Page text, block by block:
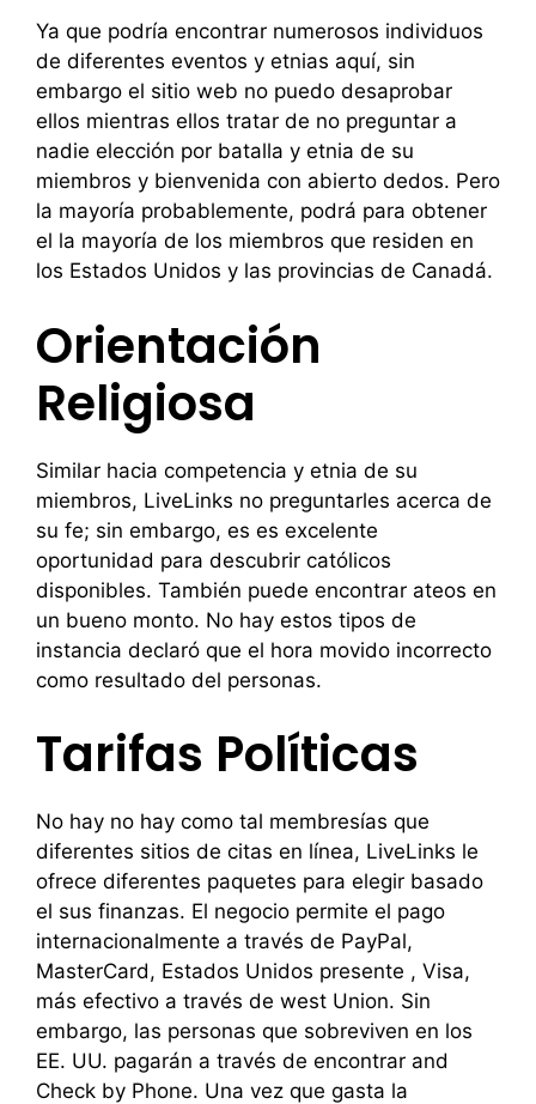
Ya que podría encontrar numerosos individuos
de diferentes eventos y etnias aquí, sin
embargo el sitio web no puedo desaprobar
ellos mientras ellos tratar de no preguntar a
nadie elección por batalla y etnia de su
miembros y bienvenida con abierto dedos. Pero
la mayoría probablemente, podrá para obtener
el la mayoría de los miembros que residen en
los Estados Unidos y las provincias de Canadá.
Orientación
Religiosa
Similar hacia competencia y etnia de su
miembros, LiveLinks no preguntarles acerca de
su fe; sin embargo, es es excelente
oportunidad para descubrir católicos
disponibles. También puede encontrar ateos en
un bueno monto. No hay estos tipos de
instancia declaró que el hora movido incorrecto
como resultado del personas.
Tarifas Políticas
No hay no hay como tal membresías que
diferentes sitios de citas en línea, LiveLinks le
ofrece diferentes paquetes para elegir basado
el sus finanzas. El negocio permite el pago
internacionalmente a través de PayPal,
MasterCard, Estados Unidos presente , Visa,
más efectivo a través de west Union. Sin
embargo, las personas que sobreviven en los
EE. UU. pagarán a través de encontrar and
Check by Phone. Una vez que gasta la